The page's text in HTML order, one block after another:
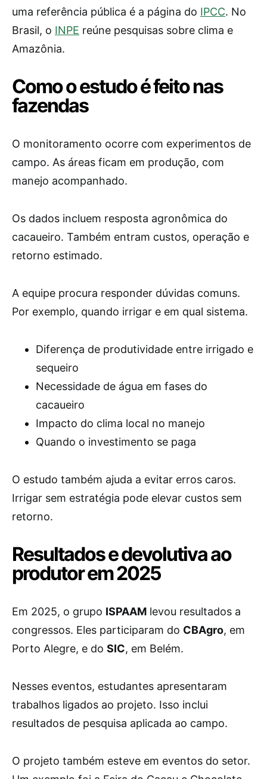
uma referência pública é a página do IPCC. No
Brasil, o INPE reúne pesquisas sobre clima e
Amazônia.
Como o estudo é feito nas
fazendas
O monitoramento ocorre com experimentos de
campo. As áreas ficam em produção, com
manejo acompanhado.
Os dados incluem resposta agronômica do
cacaueiro. Também entram custos, operação e
retorno estimado.
A equipe procura responder dúvidas comuns.
Por exemplo, quando irrigar e em qual sistema.
Diferença de produtividade entre irrigado e
sequeiro
Necessidade de água em fases do
cacaueiro
Impacto do clima local no manejo
Quando o investimento se paga
O estudo também ajuda a evitar erros caros.
Irrigar sem estratégia pode elevar custos sem
retorno.
Resultados e devolutiva ao
produtor em 2025
Em 2025, o grupo ISPAAM levou resultados a
congressos. Eles participaram do CBAgro, em
Porto Alegre, e do SIC, em Belém.
Nesses eventos, estudantes apresentaram
trabalhos ligados ao projeto. Isso inclui
resultados de pesquisa aplicada ao campo.
O projeto também esteve em eventos do setor.